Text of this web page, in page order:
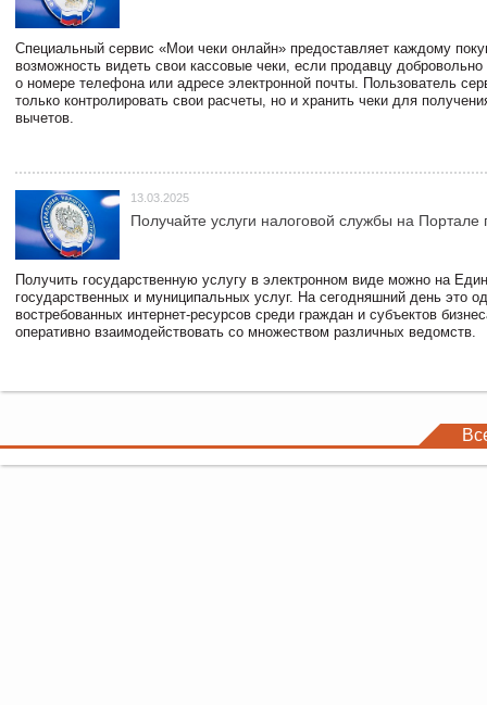
Специальный сервис «Мои чеки онлайн» предоставляет каждому
возможность видеть свои кассовые чеки, если продавцу
о номере телефона или адресе электронной почты. Пользователь
только контролировать свои расчеты, но и хранить чеки для
вычетов.
13.03.2025
Получайте услуги налоговой службы на Портале
Получить государственную услугу в электронном виде можно на
государственных и муниципальных услуг. На сегодняшний день это
востребованных интернет-ресурсов среди граждан и субъектов
оперативно взаимодействовать со множеством различных ведомств.